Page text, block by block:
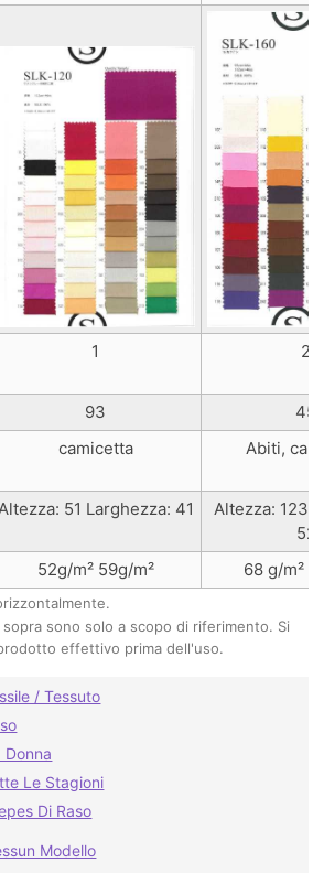
1 2
93
45
camicetta Abiti,
51 Larghezza: 41
Altezza: 123
52
52g/m² 59g/m² 68 g/m²
sono solo a scopo di riferimento. Si
effettivo prima dell'uso.
/ Tessuto
Donna
Le Stagioni
Di Raso
Modello